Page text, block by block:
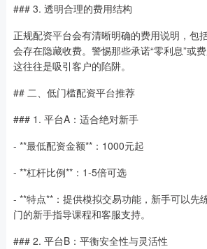
### 3. 透明合理的费用结构
正规配资平台会有清晰明确的费用说明，包
会存在隐藏收费。警惕那些承诺“零利息”或
这往往是吸引客户的陷阱。
## 二、低门槛配资平台推荐
### 1. 平台A：适合绝对新手
- **最低配资金额**：1000元起
- **杠杆比例**：1-5倍可选
- **特点**：提供模拟交易功能，新手可以先
门的新手指导课程和客服支持。
### 2. 平台B：平衡安全性与灵活性